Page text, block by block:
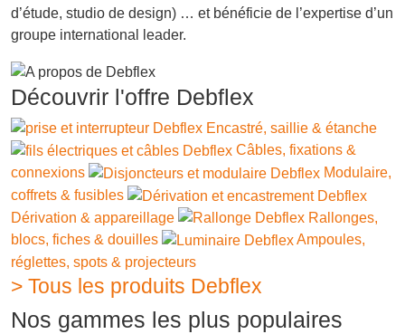
d’étude, studio de design) … et bénéficie de l’expertise d’un
groupe international leader.
Découvrir l'offre Debflex
Encastré, saillie & étanche
Câbles, fixations &
connexions
Modulaire,
coffrets & fusibles
Dérivation & appareillage
Rallonges,
blocs, fiches & douilles
Ampoules,
réglettes, spots & projecteurs
> Tous les produits Debflex
Nos gammes les plus populaires